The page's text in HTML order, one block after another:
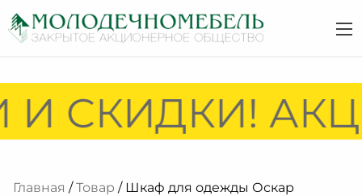
СКИДКИ!
Главная /Товар / Шкаф для одежды Оскар